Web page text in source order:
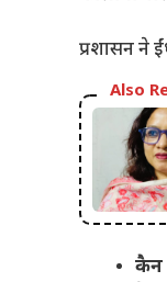
प्रशासन ने
Also
कैन